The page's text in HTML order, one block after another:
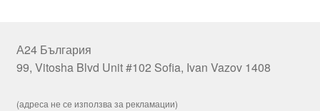
А24 България
99, Vitosha Blvd Unit #102 Sofia, Ivan Vazov 1408
(адреса не се използва за рекламации)